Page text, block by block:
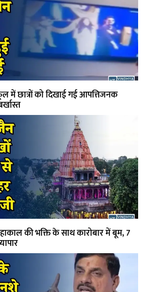
में छात्रों को दिखाई गई आपत्तिजनक
की भक्ति के साथ कारोबार में बूम, 7